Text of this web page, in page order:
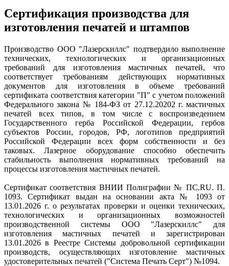
Сертификация производства для
изготовления печатей и штампов
Производство ООО "Лазерскиллс" подтвердило выполнение
технических, технологических и организационных
требований для изготовления мастичных печатей, что
соответствует требованиям действующих нормативных
документов для изготовления в объеме требований
сертификата соответствия категории "П" с учетом положений
Федерального закона № 184-ФЗ от 27.12.20202 г. мастичных
печатей всех типов, в том числе с воспроизведением
Государственного герба Российской Федерации, гербов
субъектов России, городов, РФ, логотипов предприятий
Российской Федерации всех форм собственности и без
таковых. Лазерное оборудование способно обеспечить
стабильность выполнения нормативных требований на
процессы изготовления мастичных печатей.
Сертификат соответствия ВНИИ Полиграфии № ПС.RU. П.
1093. Сертификат выдан на основании акта № 1093 от
13.01.2026 г. о результатах проверки и оценки технических,
технологических и организационных возможностей
производственной системы ООО "Лазерскиллс" для
изготовления мастичных печатей и зарегистрирован
13.01.2026 в Реестре Системы добровольной сертификации
производств, осуществляющих изготовление мастичных
удостоверительных печатей ("Система Печать Серт") №1094.